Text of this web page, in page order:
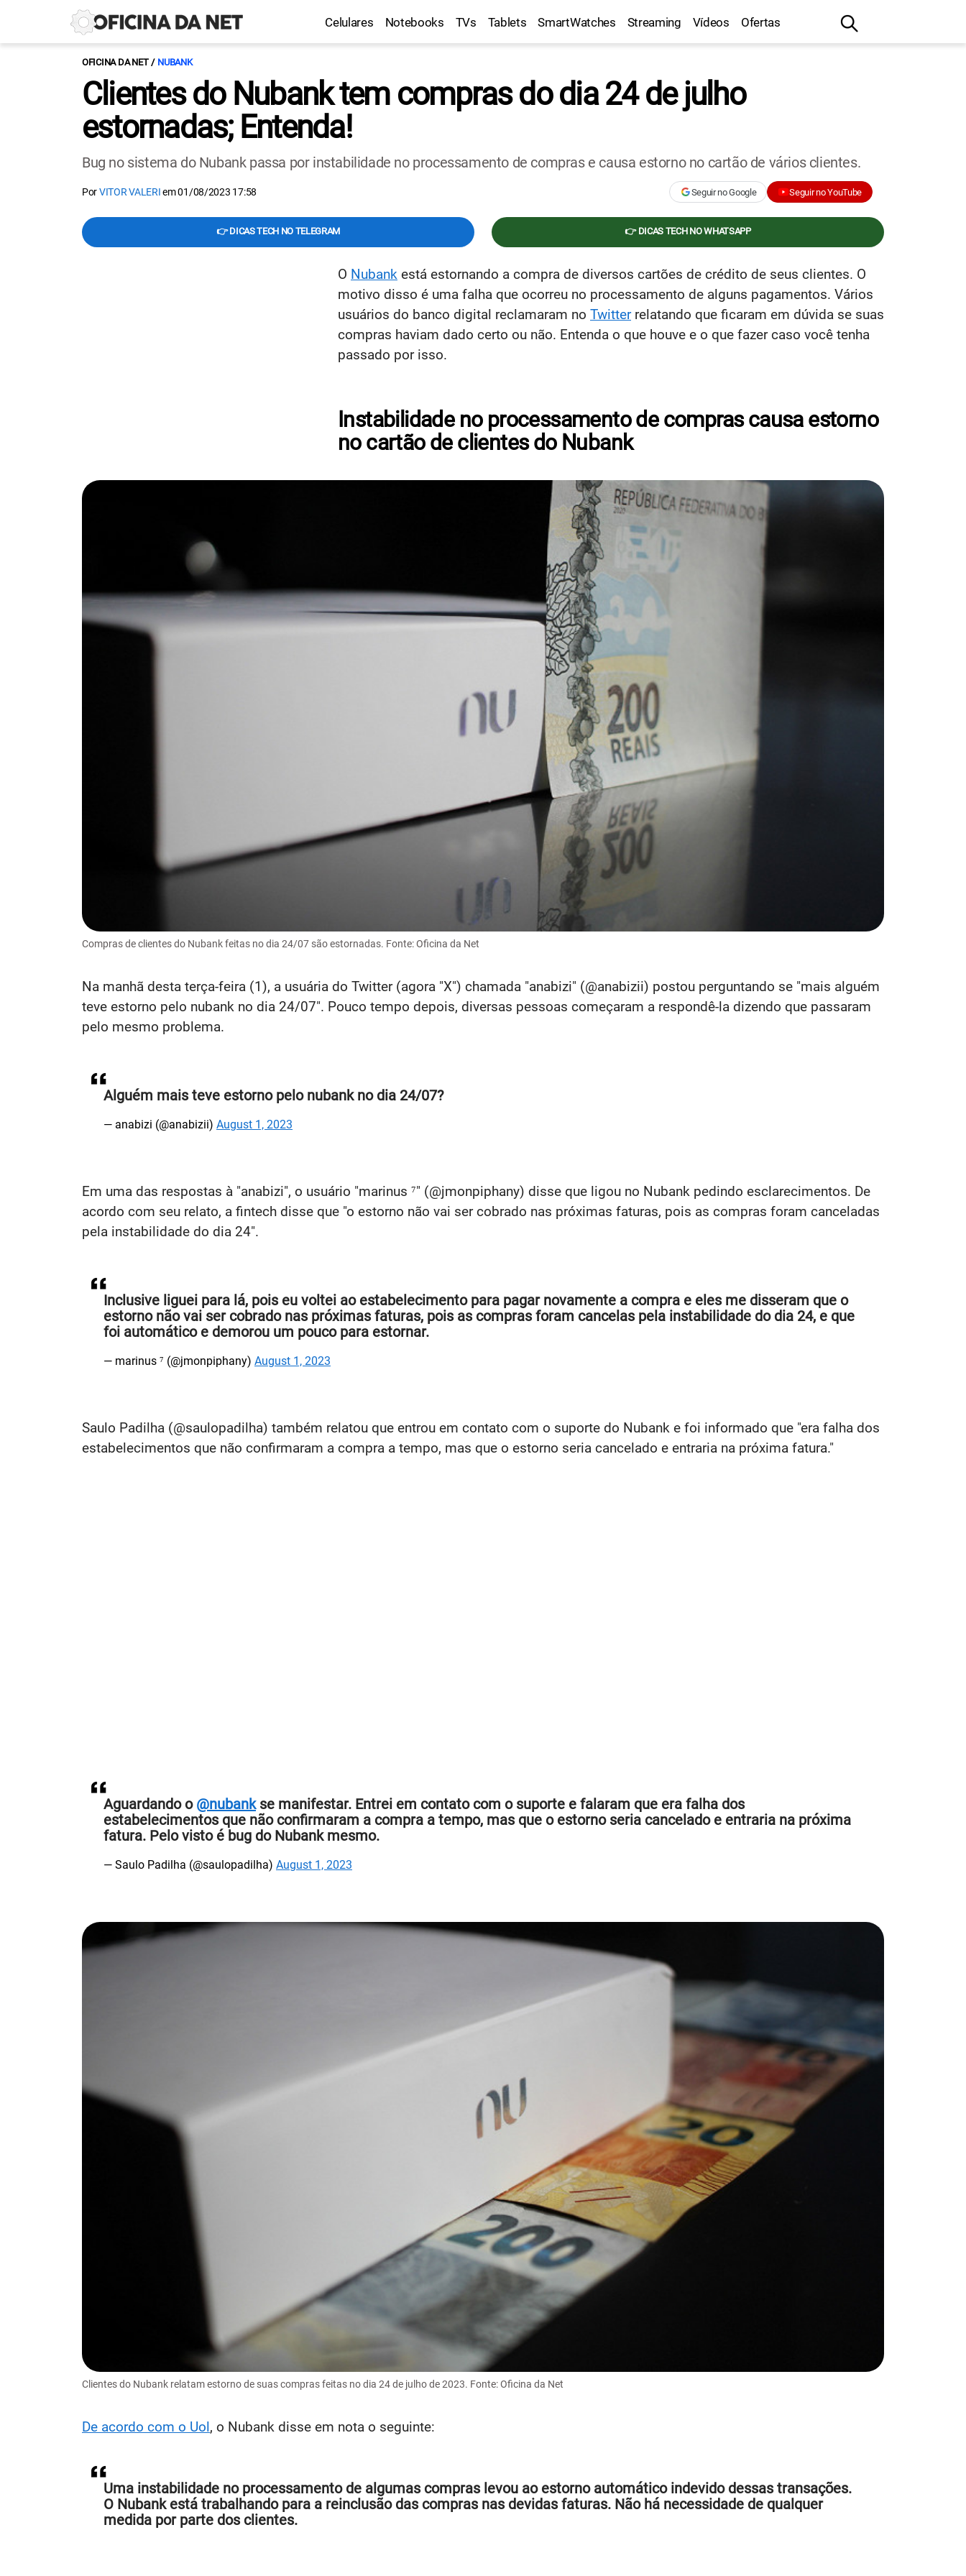
Celulares Notebooks TVs Tablets SmartWatches Streaming Vídeos Ofertas
OFICINA DA NET NUBANK
Clientes do Nubank tem compras do dia 24 de julho
estornadas; Entenda!
Bug no sistema do Nubank passa por instabilidade no processamento de compras e causa estorno no cartão de vários clientes.
PorVITOR VALERIem01/08/2023 17:58 Seguir no Google Seguir no YouTube
👉 DICAS TECH NO TELEGRAM 👉 DICAS TECH NO WHATSAPP
O Nubank está estornando a compra de diversos cartões de crédito de seus clientes. O
motivo disso é uma falha que ocorreu no processamento de alguns pagamentos. Vários
usuários do banco digital reclamaram no Twitterrelatando que ficaram em dúvida se suas
compras haviam dado certo ou não. Entenda o que houve e o que fazer caso você tenha
passado por isso.
Instabilidade no processamento de compras causa estorno
no cartão de clientes do Nubank
Compras de clientes do Nubank feitas no dia 24/07 são estornadas. Fonte: Oficina da Net
Na manhã desta terça-feira (1), a usuária do Twitter (agora "X") chamada "anabizi" (@anabizii) postou perguntando se "mais alguém
teve estorno pelo nubank no dia 24/07". Pouco tempo depois, diversas pessoas começaram a respondê-la dizendo que passaram
pelo mesmo problema.
Alguém mais teve estorno pelo nubank no dia 24/07?
— anabizi (@anabizii) August 1, 2023
Em uma das respostas à "anabizi", o usuário "marinus ⁷" (@jmonpiphany) disse que ligou no Nubank pedindo esclarecimentos. De
acordo com seu relato, a fintech disse que "o estorno não vai ser cobrado nas próximas faturas, pois as compras foram canceladas
pela instabilidade do dia 24".
Inclusive liguei para lá, pois eu voltei ao estabelecimento para pagar novamente a compra e eles me disseram que o
estorno não vai ser cobrado nas próximas faturas, pois as compras foram cancelas pela instabilidade do dia 24, e que
foi automático e demorou um pouco para estornar.
— marinus ⁷ (@jmonpiphany) August 1, 2023
Saulo Padilha (@saulopadilha) também relatou que entrou em contato com o suporte do Nubank e foi informado que "era falha dos
estabelecimentos que não confirmaram a compra a tempo, mas que o estorno seria cancelado e entraria na próxima fatura."
Aguardando o @nubankse manifestar. Entrei em contato com o suporte e falaram que era falha dos
estabelecimentos que não confirmaram a compra a tempo, mas que o estorno seria cancelado e entraria na próxima
fatura. Pelo visto é bug do Nubank mesmo.
— Saulo Padilha (@saulopadilha) August 1, 2023
Clientes do Nubank relatam estorno de suas compras feitas no dia 24 de julho de 2023. Fonte: Oficina da Net
De acordo com o Uol, o Nubank disse em nota o seguinte:
Uma instabilidade no processamento de algumas compras levou ao estorno automático indevido dessas transações.
O Nubank está trabalhando para a reinclusão das compras nas devidas faturas. Não há necessidade de qualquer
medida por parte dos clientes.